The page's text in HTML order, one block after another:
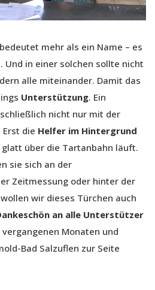
mehr als ein Name – es
. Und in einer solchen sollte nicht
alle miteinander. Damit das
Unterstützung. Ein
nicht nur mit der
die Helfer im Hintergrund
über die Tartanbahn läuft.
sie sich an der
Zeitmessung oder hinter der
wir dieses Türchen auch
an alle Unterstützer
Monaten und
Bad Salzuflen zur Seite